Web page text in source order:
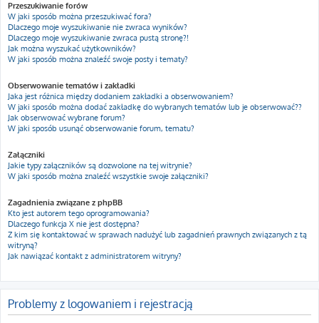
Przeszukiwanie forów
W jaki sposób można przeszukiwać fora?
Dlaczego moje wyszukiwanie nie zwraca wyników?
Dlaczego moje wyszukiwanie zwraca pustą stronę?!
Jak można wyszukać użytkowników?
W jaki sposób można znaleźć swoje posty i tematy?
Obserwowanie tematów i zakładki
Jaka jest różnica między dodaniem zakładki a obserwowaniem?
W jaki sposób można dodać zakładkę do wybranych tematów lub je obserwować??
Jak obserwować wybrane forum?
W jaki sposób usunąć obserwowanie forum, tematu?
Załączniki
Jakie typy załączników są dozwolone na tej witrynie?
W jaki sposób można znaleźć wszystkie swoje załączniki?
Zagadnienia związane z phpBB
Kto jest autorem tego oprogramowania?
Dlaczego funkcja X nie jest dostępna?
Z kim się kontaktować w sprawach nadużyć lub zagadnień prawnych związanych z tą
witryną?
Jak nawiązać kontakt z administratorem witryny?
Problemy z logowaniem i rejestracją